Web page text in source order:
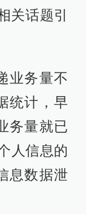
关话题引
业务量不
统计，早
务量就已
人信息的
息数据泄